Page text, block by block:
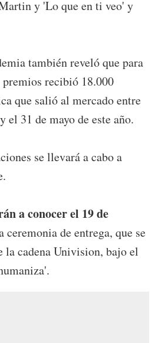
y 'Lo que en ti veo' y
también reveló que para
recibió 18.000
que salió al mercado entre
el 31 de mayo de este año.
se llevará a cabo a
a conocer el 19 de
ceremonia de entrega, que se
la cadena Univision, bajo el